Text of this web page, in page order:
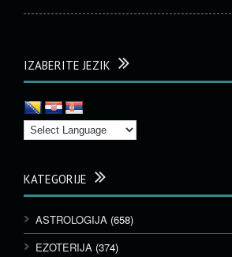
IZABERITE JEZIK
KATEGORIJE
ASTROLOGIJA (658)
EZOTERIJA (374)